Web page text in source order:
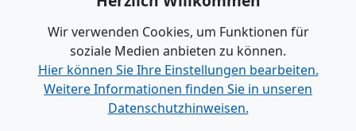
Wir verwenden Cookies, um Funktionen für
soziale Medien anbieten zu können.
Hier können Sie Ihre Einstellungen bearbeiten.
Weitere Informationen finden Sie in unseren
Datenschutzhinweisen.